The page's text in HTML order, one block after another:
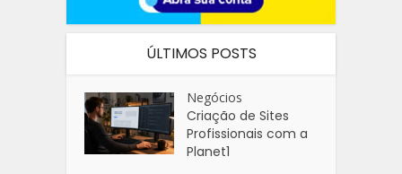
ÚLTIMOS POSTS
Negócios
Criação de Sites
Profissionais com a
Planet1